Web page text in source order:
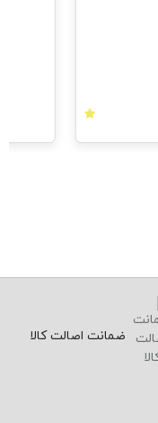
ضمانت اصالت کالا